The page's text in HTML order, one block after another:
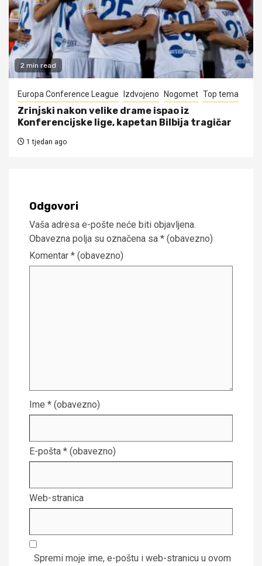
2 min read
Europa Conference League Izdvojeno Nogomet Top tema
Zrinjski nakon velike drame ispao iz
Konferencijske lige, kapetan Bilbija tragičar
1 tjedan ago
Odgovori
Vaša adresa e-pošte neće biti objavljena.
Obavezna polja su označena sa * (obavezno)
Komentar * (obavezno)
Ime * (obavezno)
E-pošta * (obavezno)
Web-stranica
Spremi moje ime, e-poštu i web-stranicu u ovom